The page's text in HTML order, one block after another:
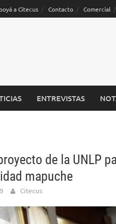
a Citecus Contacto Comercial
ENTREVISTAS
de la UNLP
mapuche
Citecus